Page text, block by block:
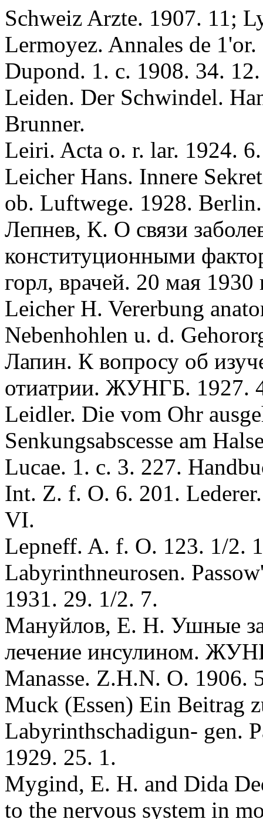
Schweiz Arzte. 1907. 11;
Lermoyez. Annales de
Dupond. 1. c. 1908. 34. 12.
Leiden. Der Schwindel.
Brunner.
Leiri. Acta o. r. lar. 1924.
Leiсher Hans. Innere
ob. Luftwege. 1928.
Лeпнeв, К. О связи
конституционными
горл, врачей. 20 мая 1930
Leiсher H. Vererbung
Nebenhohlen u. d.
Лапин. К вопросу об
отиатрии. ЖУНГБ. 1927.
Leidler. Die vom Ohr
Senkungsabscesse am
Lucae. 1. c. 3. 227.
Int. Z. f. O. 6. 201.
VI.
Lepneff. A. f. O. 123. 1/2.
Labyrinthneurosen.
1931. 29. 1/2. 7.
Мануйлов, E. H. Ушные
лечение инсулином.
Manasse. Z.H.N. О. 1906.
Muck (Essen) Ein Beitrag
Labyrinthschadigun- gen.
1929. 25. 1.
Mуgind, E. H. and Dida
to the nervous system in